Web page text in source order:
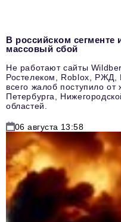
В российском сегменте
массовый сбой
Не работают сайты
Ростелеком, Roblox, РЖД,
всего жалоб поступило
Петербурга,
областей.
06 августа 13:58